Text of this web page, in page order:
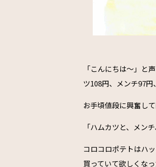
「こんにちは～」と
ツ108円、メンチ97
お手頃値段に興奮し
「ハムカツと、メン
コロコロポテトはハ
買っていて欲しくなっ